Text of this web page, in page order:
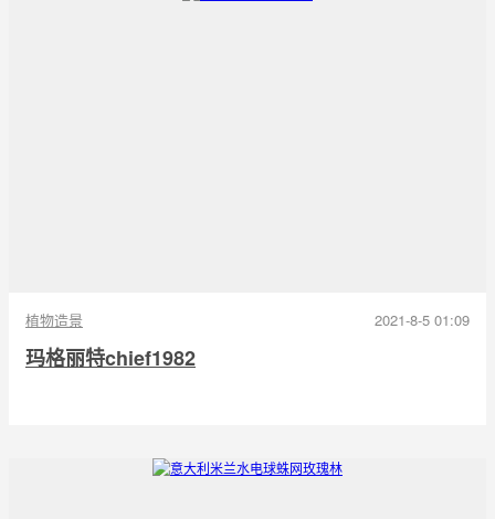
植物造景 2021-8-5 01:09
玛格丽特chief1982